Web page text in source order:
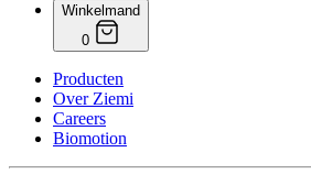
Winkelmand
0
Producten
Over Ziemi
Careers
Biomotion